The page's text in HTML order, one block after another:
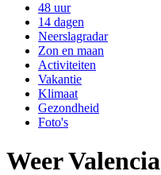
48 uur
14 dagen
Neerslagradar
Zon en maan
Activiteiten
Vakantie
Klimaat
Gezondheid
Foto's
Weer Valencia